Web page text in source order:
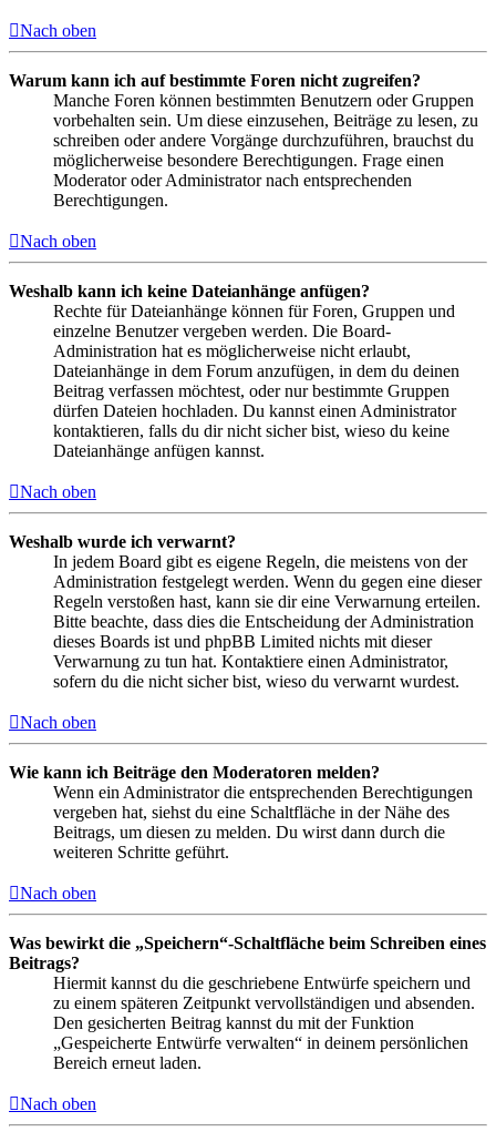
Nach oben
Warum kann ich auf bestimmte Foren nicht zugreifen?
Manche Foren können bestimmten Benutzern oder Gruppen
vorbehalten sein. Um diese einzusehen, Beiträge zu lesen, zu
schreiben oder andere Vorgänge durchzuführen, brauchst du
möglicherweise besondere Berechtigungen. Frage einen
Moderator oder Administrator nach entsprechenden
Berechtigungen.
Nach oben
Weshalb kann ich keine Dateianhänge anfügen?
Rechte für Dateianhänge können für Foren, Gruppen und
einzelne Benutzer vergeben werden. Die Board-
Administration hat es möglicherweise nicht erlaubt,
Dateianhänge in dem Forum anzufügen, in dem du deinen
Beitrag verfassen möchtest, oder nur bestimmte Gruppen
dürfen Dateien hochladen. Du kannst einen Administrator
kontaktieren, falls du dir nicht sicher bist, wieso du keine
Dateianhänge anfügen kannst.
Nach oben
Weshalb wurde ich verwarnt?
In jedem Board gibt es eigene Regeln, die meistens von der
Administration festgelegt werden. Wenn du gegen eine dieser
Regeln verstoßen hast, kann sie dir eine Verwarnung erteilen.
Bitte beachte, dass dies die Entscheidung der Administration
dieses Boards ist und phpBB Limited nichts mit dieser
Verwarnung zu tun hat. Kontaktiere einen Administrator,
sofern du die nicht sicher bist, wieso du verwarnt wurdest.
Nach oben
Wie kann ich Beiträge den Moderatoren melden?
Wenn ein Administrator die entsprechenden Berechtigungen
vergeben hat, siehst du eine Schaltfläche in der Nähe des
Beitrags, um diesen zu melden. Du wirst dann durch die
weiteren Schritte geführt.
Nach oben
Was bewirkt die „Speichern“-Schaltfläche beim Schreiben eines
Beitrags?
Hiermit kannst du die geschriebene Entwürfe speichern und
zu einem späteren Zeitpunkt vervollständigen und absenden.
Den gesicherten Beitrag kannst du mit der Funktion
„Gespeicherte Entwürfe verwalten“ in deinem persönlichen
Bereich erneut laden.
Nach oben